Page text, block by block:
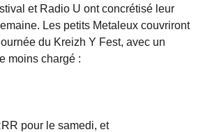
et Radio U ont concrétisé leur
Les petits Metaleux couvriront
du Kreizh Y Fest, avec un
moins chargé :
pour le samedi, et